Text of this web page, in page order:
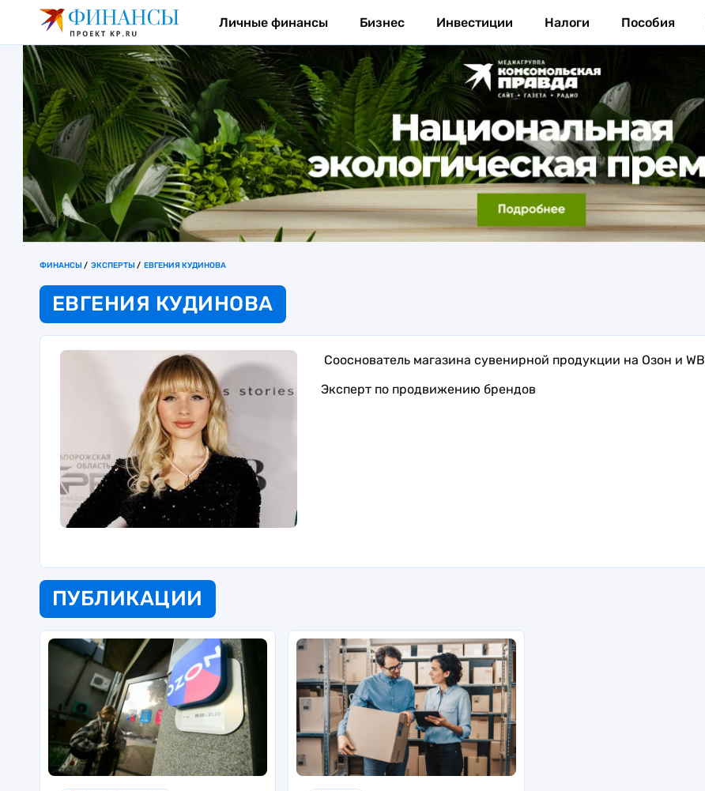
Личные финансы Бизнес Инвестиции Налоги Пособия
ФИНАНСЫ ЭКСПЕРТЫ ЕВГЕНИЯ КУДИНОВА
ЕВГЕНИЯ КУДИНОВА
Сооснователь магазина сувенирной продукции на Озон и WB
Эксперт по продвижению брендов
ПУБЛИКАЦИИ